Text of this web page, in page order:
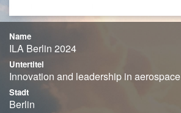
Name
ILA Berlin 2024
Untertitel
Innovation and leadership in aerospace
Stadt
Berlin